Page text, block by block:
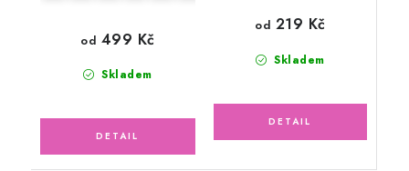
Skladem
od 499 Kč
Skladem
od 219 Kč